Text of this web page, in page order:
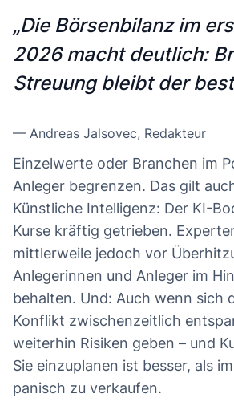
„Die Börsenbilanz im
2026 macht deutlich:
Streuung bleibt der
— Andreas Jalsovec, Redakteur
Einzelwerte oder Branchen im
Anleger begrenzen. Das gilt
Künstliche Intelligenz: Der KI-
Kurse kräftig getrieben.
mittlerweile jedoch vor
Anlegerinnen und Anleger im
behalten. Und: Auch wenn sich
Konflikt zwischenzeitlich
weiterhin Risiken geben – und
Sie einzuplanen ist besser, als
panisch zu verkaufen.